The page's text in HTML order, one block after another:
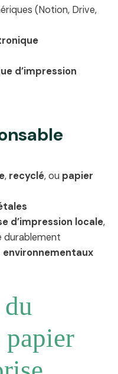
(Notion, Drive,
d’impression
,recyclé, ou papier
d’impression locale,
durablement
environnementaux
papier